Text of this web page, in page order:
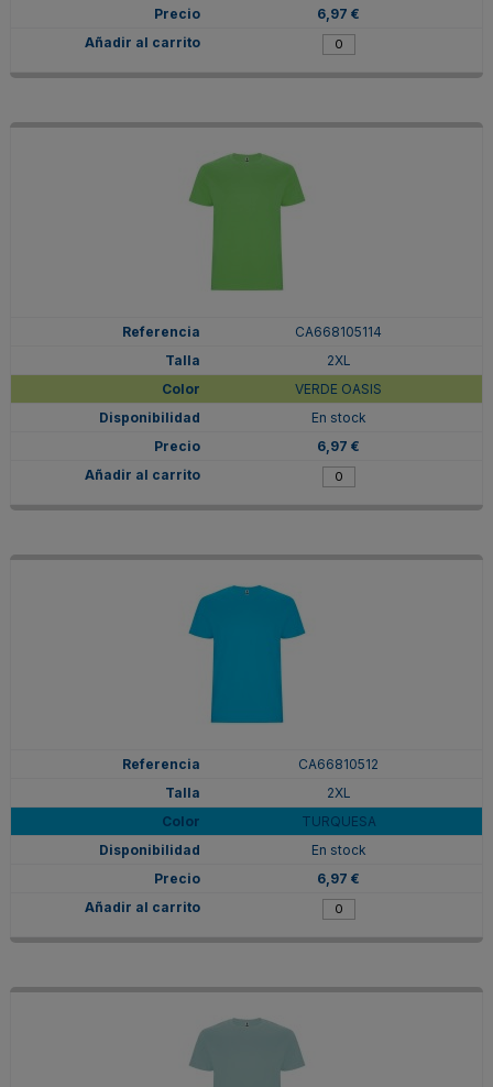
6,97 €
CA668105114
2XL
VERDE OASIS
En stock
6,97 €
CA66810512
2XL
TURQUESA
En stock
6,97 €